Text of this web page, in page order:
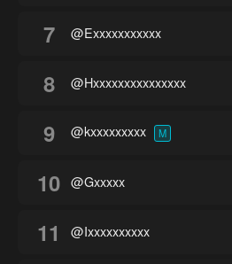
7 @Exxxxxxxxxxx
8 @Hxxxxxxxxxxxxxxx
9 @kxxxxxxxxx M
10 @Gxxxxx
11 @Ixxxxxxxxxx